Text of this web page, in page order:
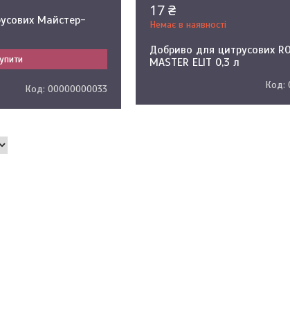
Майстер-
00000000033
17 ₴
Немає в наявності
Добриво для цитрусових
MASTER ELIT 0,3 л